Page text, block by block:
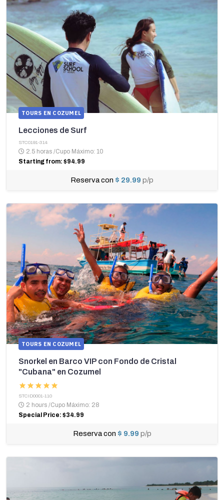
TOURS EN COZUMEL
Lecciones de Surf
STC0191-314
2.5 horas /Cupo Máximo: 10
Starting from: $94.99
Reserva con $ 29.99 p/p
TOURS EN COZUMEL
Snorkel en Barco VIP con Fondo de Cristal
"Cubana" en Cozumel
STCID0001-110
2 hours /Cupo Máximo: 28
Special Price: $34.99
Reserva con $ 9.99 p/p